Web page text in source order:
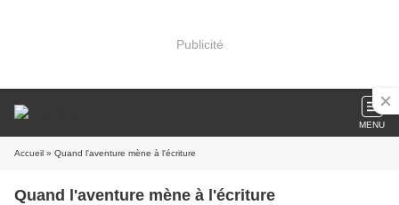
Publicité
MENU
Accueil » Quand l'aventure mène à l'écriture
Quand l'aventure mène à l'écriture